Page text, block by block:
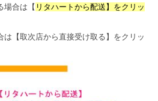
場合は【 リタハートから配送】をクリッ
は【取次店から直接受け取る】をクリッ